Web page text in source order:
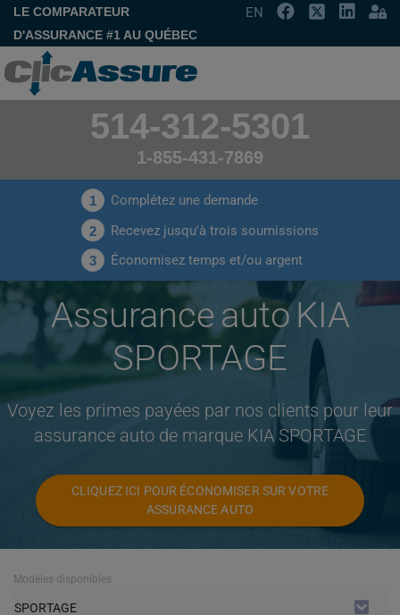
LE COMPARATEUR
D'ASSURANCE #1 AU QUÉBEC
EN
514-312-5301
1-855-431-7869
1 Complétez une demande
2 Recevez jusqu'à trois soumissions
3 Économisez temps et/ou argent
Assurance auto KIA
SPORTAGE
Voyez les primes payées par nos clients pour leur
assurance auto de marque KIA SPORTAGE
CLIQUEZ ICI POUR ÉCONOMISER SUR VOTRE
ASSURANCE AUTO
Modèles disponibles
SPORTAGE